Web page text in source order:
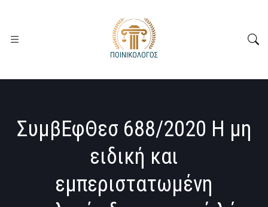
ΣυμβΕφΘεσ 688/2020 Η μη
ειδική και
εμπεριστατωμένη